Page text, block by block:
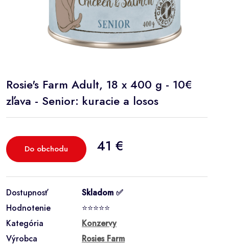
Rosie's Farm Adult, 18 x 400 g - 10€
zľava - Senior: kuracie a losos
Do obchodu 41 €
Dostupnosť
Skladom ✅
Hodnotenie
⭐⭐⭐⭐⭐
Kategória
Konzervy
Výrobca
Rosies Farm